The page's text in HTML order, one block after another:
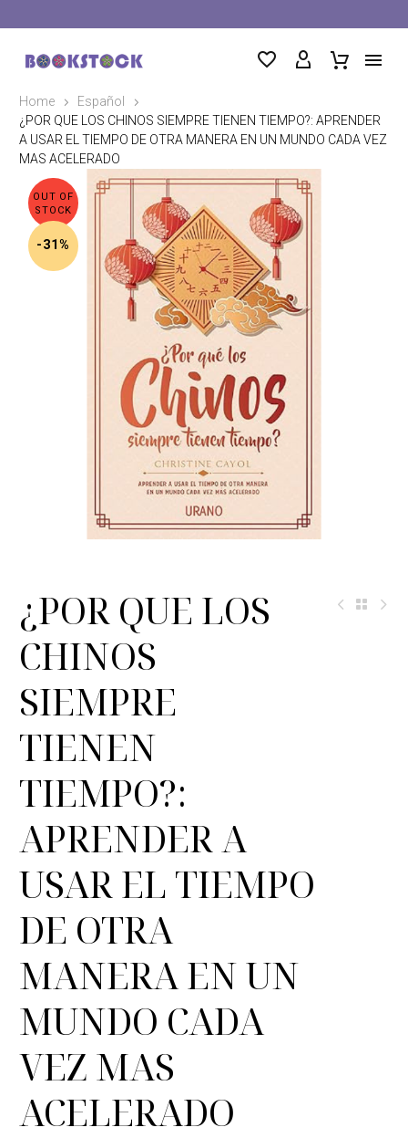
Home
Español
¿POR QUE LOS CHINOS SIEMPRE TIENEN TIEMPO?: APRENDER
A USAR EL TIEMPO DE OTRA MANERA EN UN MUNDO CADA VEZ
MAS ACELERADO
OUT OF
STOCK
-31%
¿POR QUE LOS
CHINOS
SIEMPRE
TIENEN
TIEMPO?:
APRENDER A
USAR EL TIEMPO
DE OTRA
MANERA EN UN
MUNDO CADA
VEZ MAS
ACELERADO